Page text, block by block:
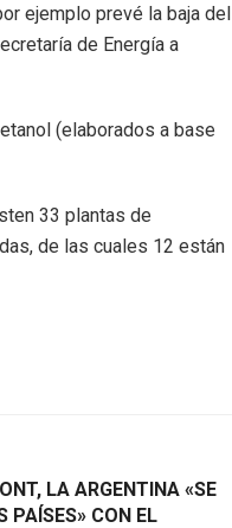
ejemplo prevé la baja del
de Energía a
(elaborados a base
33 plantas de
de las cuales 12 están
LA ARGENTINA «SE
PAÍSES» CON EL